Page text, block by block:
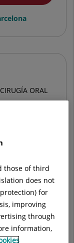
ORAL
those of third
does not
for
improving
through
information,